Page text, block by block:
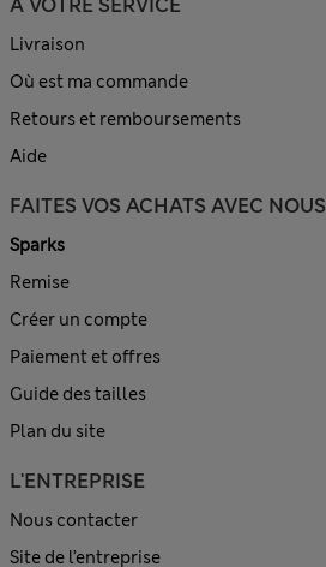
À VOTRE SERVICE
Livraison
Où est ma commande
Retours et remboursements
Aide
FAITES VOS ACHATS AVEC NOUS
Sparks
Remise
Créer un compte
Paiement et offres
Guide des tailles
Plan du site
L'ENTREPRISE
Nous contacter
Site de l’entreprise